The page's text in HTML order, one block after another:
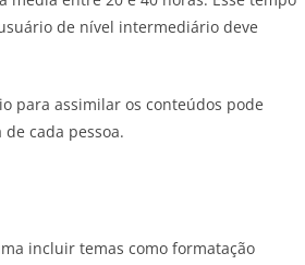
de nível intermediário deve
para assimilar os conteúdos pode
cada pessoa.
incluir temas como formatação